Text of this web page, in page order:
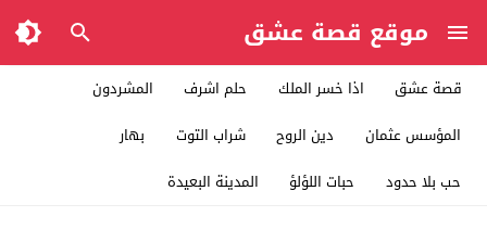
موقع قصة عشق
قصة عشق اذا خسر الملك حلم اشرف
المشردون
المؤسس عثمان
دين الروح شراب التوت
بهار
حب بلا حدود
حبات اللؤلؤ المدينة البعيدة